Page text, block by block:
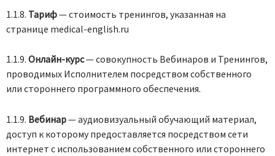
1.1.8. Тариф— стоимость тренингов, указанная на
странице medical-english.ru
1.1.9. Онлайн-курс— совокупность Вебинаров и Тренингов,
проводимых Исполнителем посредством собственного
или стороннего программного обеспечения.
1.1.9. Вебинар— аудиовизуальный обучающий материал,
доступ к которому предоставляется посредством сети
интернет с использованием собственного или стороннего